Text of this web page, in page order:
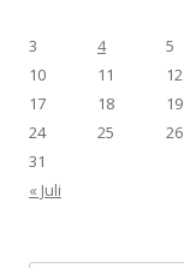
3
4 5
10
11 12
17
18 19
24
25 26
31
« Juli